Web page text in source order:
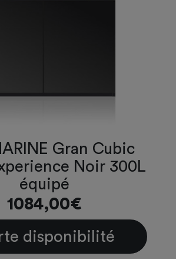
Gran Cubic
Noir 300L
équipé
1084,00€
disponibilité